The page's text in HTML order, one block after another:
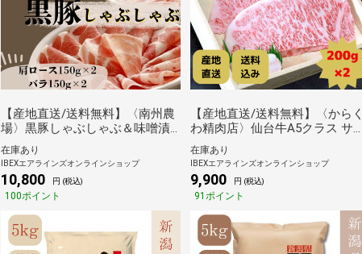
【産地直送/送料無料】〈南州農
場〉黒豚しゃぶしゃぶ＆味噌漬
詰合せ
在庫あり
IBEXエアラインズオンラインショップ
10,800 円 (税込)
100ポイント
【産地直送/送料無料】〈からく
わ精肉店〉仙台牛A5クラス サー
ロインステーキ（200g×2）
在庫あり
IBEXエアラインズオンラインショップ
9,900 円 (税込)
91ポイント